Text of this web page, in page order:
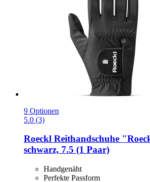
9 Optionen
5.0 (3)
Roeckl Reithandschuhe
schwarz, 7.5 (1 Paar)
Handgenäht
Perfekte Passform